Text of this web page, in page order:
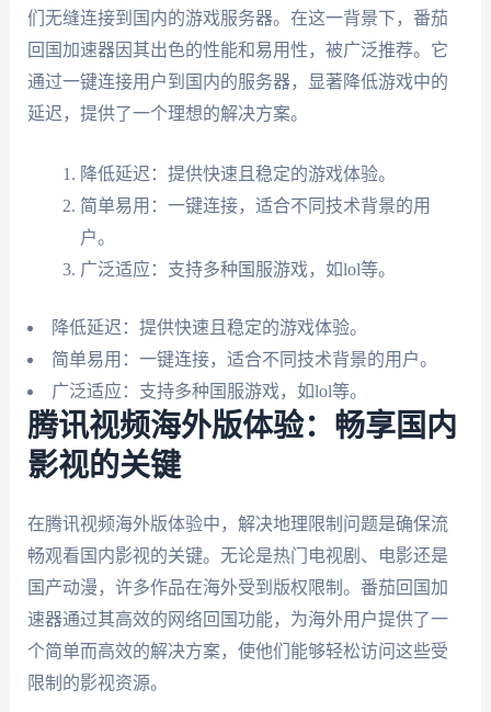
们无缝连接到国内的游戏服务器。在这一背景下，番茄
回国加速器因其出色的性能和易用性，被广泛推荐。它
通过一键连接用户到国内的服务器，显著降低游戏中的
延迟，提供了一个理想的解决方案。
降低延迟：提供快速且稳定的游戏体验。
简单易用：一键连接，适合不同技术背景的用
户。
广泛适应：支持多种国服游戏，如lol等。
降低延迟：提供快速且稳定的游戏体验。
简单易用：一键连接，适合不同技术背景的用户。
广泛适应：支持多种国服游戏，如lol等。
腾讯视频海外版体验：畅享国内
影视的关键
在腾讯视频海外版体验中，解决地理限制问题是确保流
畅观看国内影视的关键。无论是热门电视剧、电影还是
国产动漫，许多作品在海外受到版权限制。番茄回国加
速器通过其高效的网络回国功能，为海外用户提供了一
个简单而高效的解决方案，使他们能够轻松访问这些受
限制的影视资源。